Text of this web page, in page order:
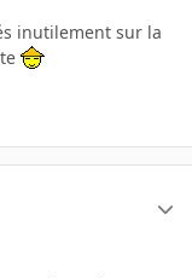
inutilement sur la